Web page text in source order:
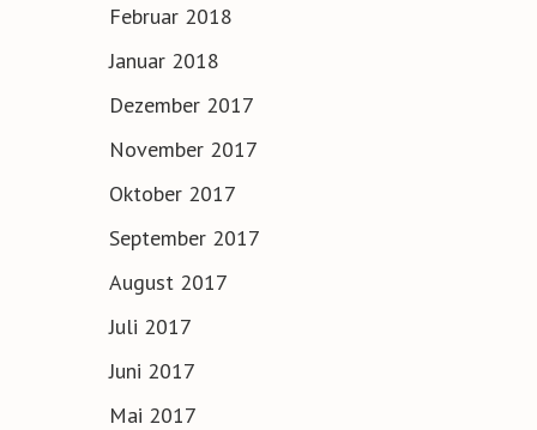
Februar 2018
Januar 2018
Dezember 2017
November 2017
Oktober 2017
September 2017
August 2017
Juli 2017
Juni 2017
Mai 2017